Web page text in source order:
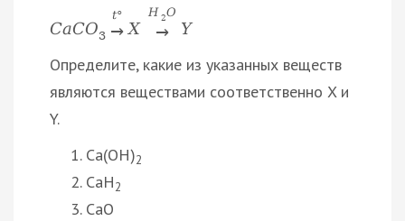
CaCO3
t°
→ X
H 2O
→ Y
Определите, какие из указанных веществ
являются веществами соответственно X и
Y.
Ca(OH)2
CaH2
CaO